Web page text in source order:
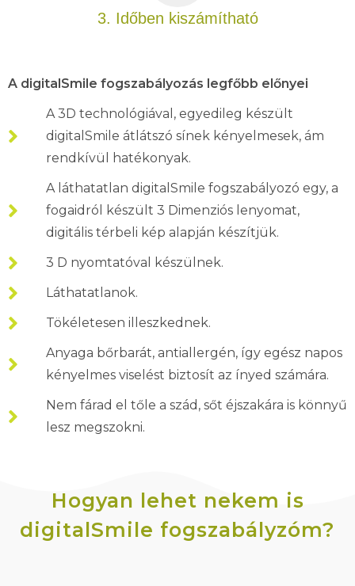
3. Időben kiszámítható
A digitalSmile fogszabályozás legfőbb előnyei
A 3D technológiával, egyedileg készült
digitalSmile átlátszó sínek kényelmesek, ám
rendkívül hatékonyak.
A láthatatlan digitalSmile fogszabályozó egy, a
fogaidról készült 3 Dimenziós lenyomat,
digitális térbeli kép alapján készítjük.
3 D nyomtatóval készülnek.
Láthatatlanok.
Tökéletesen illeszkednek.
Anyaga bőrbarát, antiallergén, így egész napos
kényelmes viselést biztosít az ínyed számára.
Nem fárad el tőle a szád, sőt éjszakára is könnyű
lesz megszokni.
Hogyan lehet nekem is
digitalSmile fogszabályzóm?